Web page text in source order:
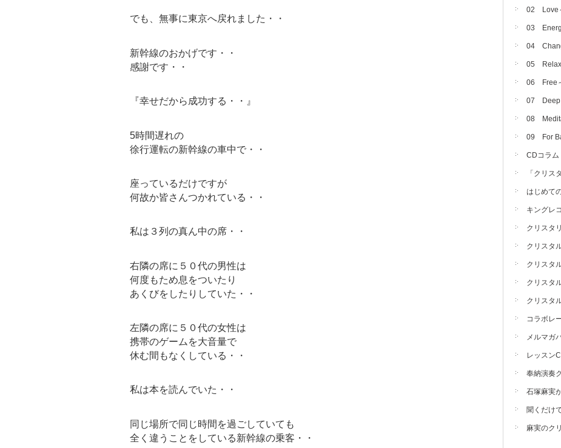
でも、無事に東京へ戻れました・・
新幹線のおかげです・・
感謝です・・
『幸せだから成功する・・』
5時間遅れの
徐行運転の新幹線の車中で・・
座っているだけですが
何故か皆さんつかれている・・
私は３列の真ん中の席・・
右隣の席に５０代の男性は
何度もため息をついたり
あくびをしたりしていた・・
左隣の席に５０代の女性は
携帯のゲームを大音量で
休む間もなくしている・・
私は本を読んでいた・・
同じ場所で同じ時間を過ごしていても
全く違うことをしている新幹線の乗客・・
02 Love
03
04
05 Relax
06 Free
07 Deep
08
09 For
CDコラム
「クリス
はじめて
キングレ
クリスタ
クリスタ
クリスタ
クリスタ
クリスタ
コラボレ
メルマガ
レッスン
奉納演奏
石塚麻実
聞くだけ
麻実のク